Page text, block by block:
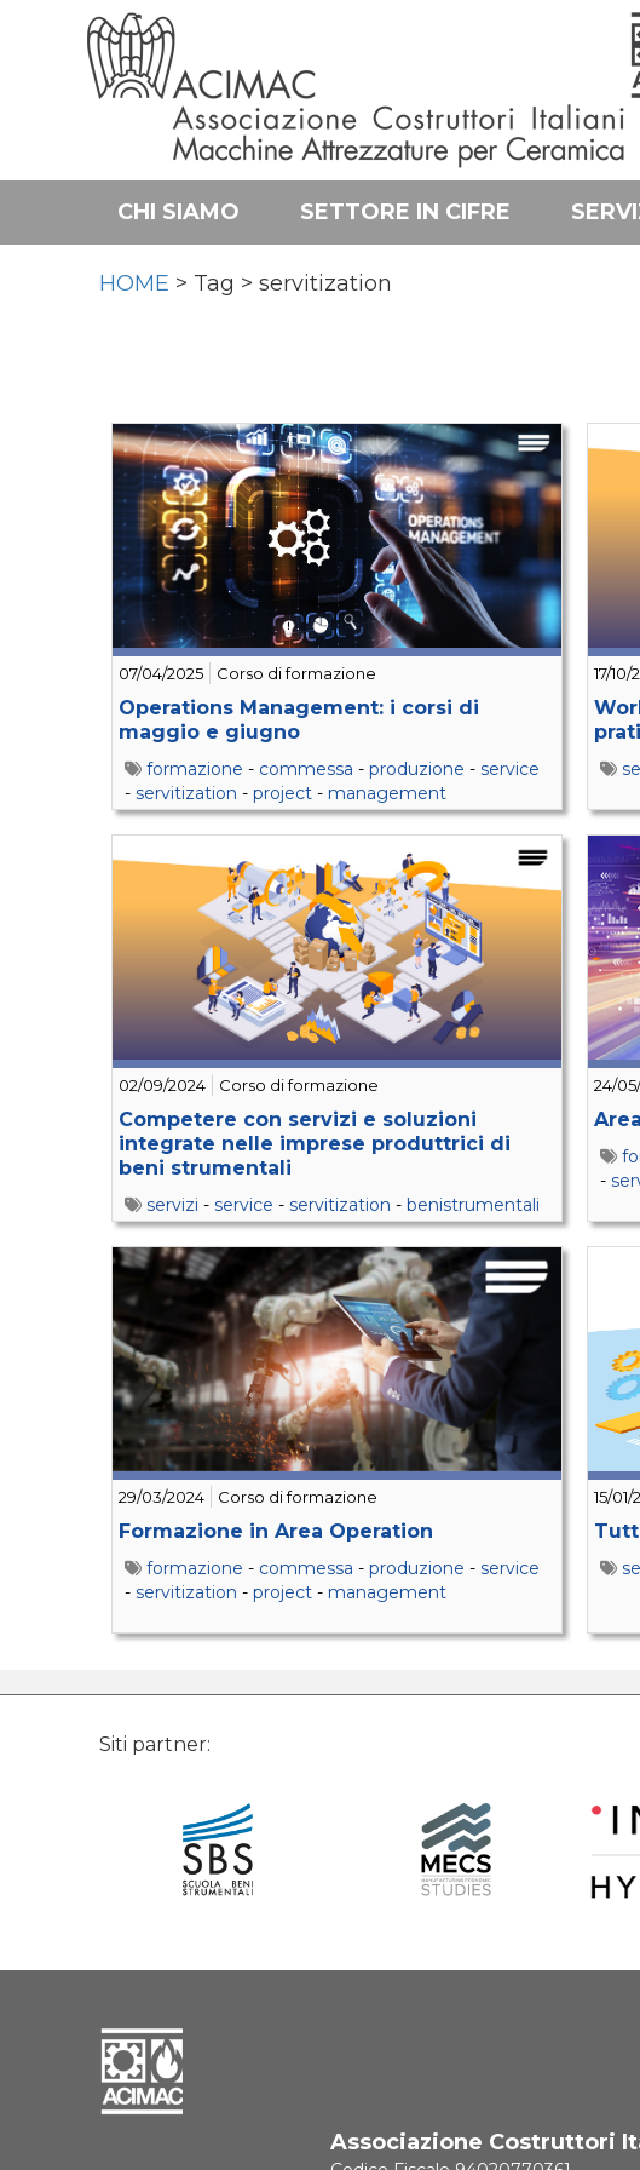
CHI SIAMO SETTORE IN CIFRE
HOME > Tag > servitization
07/04/2025 Corso di formazione
Operations Management: i corsi di
maggio e giugno
formazione - commessa - produzione - service
- servitization - project - management
17/10/
02/09/2024 Corso di formazione
Competere con servizi e soluzioni
integrate nelle imprese produttrici di
beni strumentali
servizi - service - servitization - benistrumentali
24/
-
29/03/2024 Corso di formazione
Formazione in Area Operation
formazione - commessa - produzione - service
- servitization - project - management
15/
Siti partner:
Associazione Costruttori